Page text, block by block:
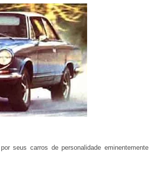
seus carros de personalidade eminentemente